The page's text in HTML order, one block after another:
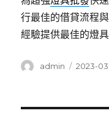
行最佳的借貸流程
經驗提供最佳的燈
作
admin
發
2023-